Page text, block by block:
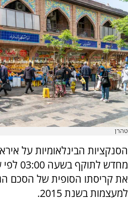
טהרן
הסנקציות הבינלאומיות על
מחדש
את קריסתו הסופית של הסכם
למעצמות בשנת 2015.